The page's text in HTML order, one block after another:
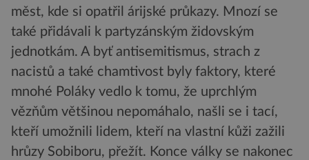
měst, kde si opatřil árijské průkazy. Mnozí se
také přidávali k partyzánským židovským
jednotkám. A byť antisemitismus, strach z
nacistů a také chamtivost byly faktory, které
mnohé Poláky vedlo k tomu, že uprchlým
vězňům většinou nepomáhalo, našli se i tací,
kteří umožnili lidem, kteří na vlastní kůži zažili
hrůzy Sobiboru, přežít. Konce války se nakonec